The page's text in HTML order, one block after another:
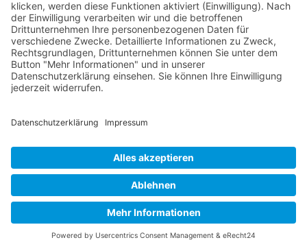
zwingende Rechtsvorschriften gestattete
Nutzung und Verwertung, insbesondere die
Bearbeitung, die Vermietung, die Verbreitung
in körperlicher oder unkörperlicher Form und die
Zustimmung unsererseits nicht erlaubt.
Rechte an der Software
Von uns (auf Datenträgern oder elektronisch)
überlassene Software genießt rechtlichen
Schutz. Urheber-, Patent-, Marken- und andere
Leistungsschutzrechte stehen uns selbst zu,